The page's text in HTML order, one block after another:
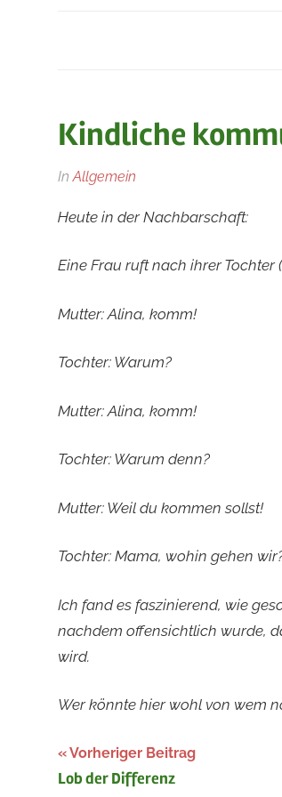
Kindliche
Am
Juli
Von
InAllgemein
Heute in der Nachbarschaft:
Eine Frau ruft nach ihrer Tochter
Mutter: Alina, komm!
Tochter: Warum?
Mutter: Alina, komm!
Tochter: Warum denn?
Mutter: Weil du kommen sollst!
Tochter: Mama, wohin gehen
Ich fand es faszinierend, wie
nachdem offensichtlich wurde,
wird.
Wer könnte hier wohl von wem
Beitragsnavigation
Vorheriger Beitrag
Lob der Differenz